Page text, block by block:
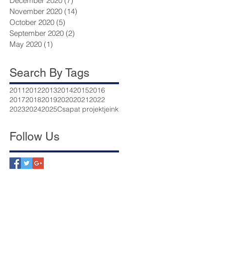
November 2020 (14)
October 2020 (5)
September 2020 (2)
May 2020 (1)
Search By Tags
201120122013201420152016
201720182019202020212022
202320242025Csapat projektjeink
Follow Us